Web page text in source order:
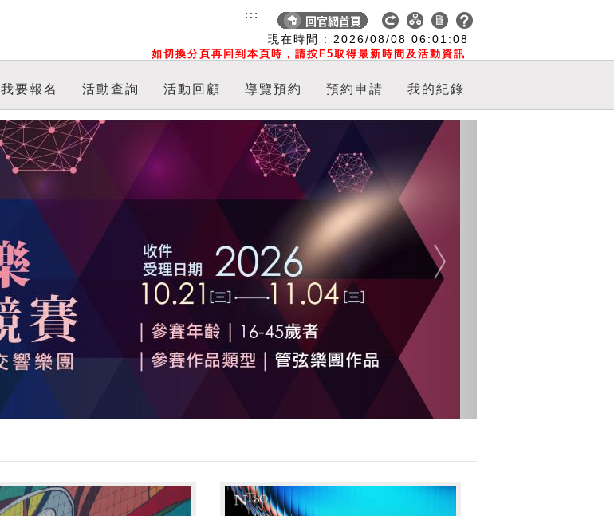
現在時間 : 2026/08/08 06:01:09
如切換分頁再回到本頁時，請按F5取得最新時間及活動資訊
:::
我要報名 活動查詢 活動回顧 導覽預約 預約申請 我的紀錄
Next